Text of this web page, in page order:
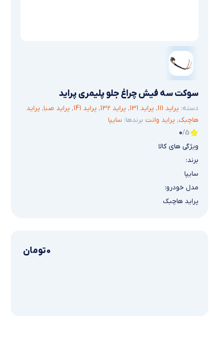
سوکت سه فیش چراغ جلو پلیمری پراید
دسته: پراید 111 , پراید 131 , پراید 132 , پراید 141 , پراید صبا, پراید
هاچبک, پراید وانت برندها: سایپا
0/5
ویژگی های کالا
برند:
سایپا
مدل خودرو:
پراید هاچبک
0تومان